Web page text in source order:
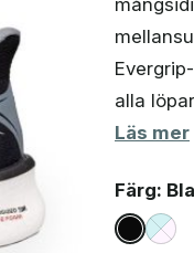
var:
1
071 kr.
är:
825 kr.
alla
Läs mer
Färg: